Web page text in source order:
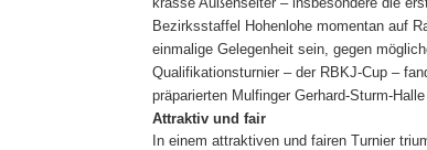
Bezirksstaffel Hohenlohe momentan auf
einmalige Gelegenheit sein, gegen
Qualifikationsturnier – der RBKJ-Cup –
präparierten Mulfinger Gerhard-Sturm-
Attraktiv und fair
In einem attraktiven und fairen Turnier